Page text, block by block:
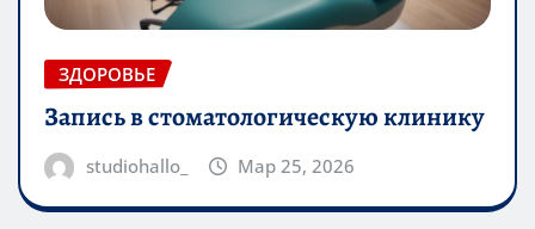
ЗДОРОВЬЕ
Запись в стоматологическую клинику
studiohallo_ Мар 25, 2026